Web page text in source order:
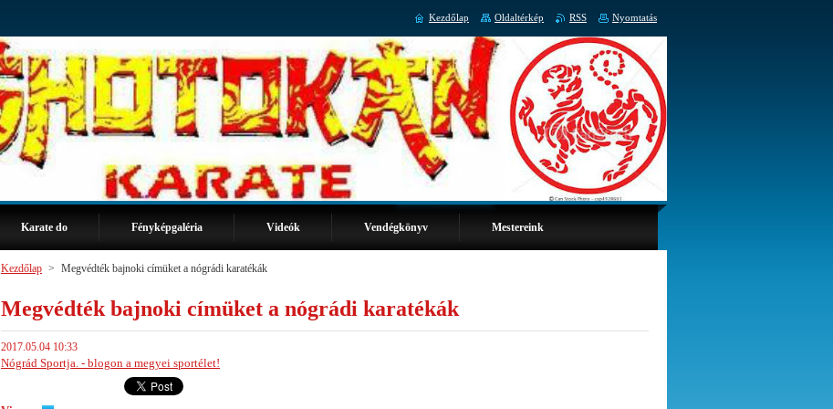
Karate do Fényképgaléria Videók Vendégkönyv Mestereink
Kezdőlap > Megvédték bajnoki címüket a nógrádi karatékák
Megvédték bajnoki címüket a nógrádi karatékák
2017.05.04 10:33
Nógrád Sportja. - blogon a megyei sportélet!
Kezdőlap Oldaltérkép RSS Nyomtatás